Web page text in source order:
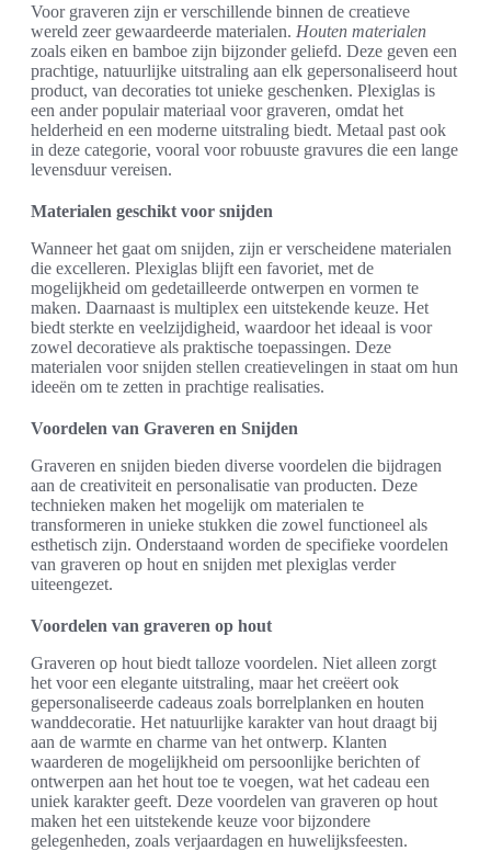
Voor graveren zijn er verschillende binnen de creatieve
wereld zeer gewaardeerde materialen. Houten materialen
zoals eiken en bamboe zijn bijzonder geliefd. Deze geven een
prachtige, natuurlijke uitstraling aan elk gepersonaliseerd hout
product, van decoraties tot unieke geschenken. Plexiglas is
een ander populair materiaal voor graveren, omdat het
helderheid en een moderne uitstraling biedt. Metaal past ook
in deze categorie, vooral voor robuuste gravures die een lange
levensduur vereisen.
Materialen geschikt voor snijden
Wanneer het gaat om snijden, zijn er verscheidene materialen
die excelleren. Plexiglas blijft een favoriet, met de
mogelijkheid om gedetailleerde ontwerpen en vormen te
maken. Daarnaast is multiplex een uitstekende keuze. Het
biedt sterkte en veelzijdigheid, waardoor het ideaal is voor
zowel decoratieve als praktische toepassingen. Deze
materialen voor snijden stellen creatievelingen in staat om hun
ideeën om te zetten in prachtige realisaties.
Voordelen van Graveren en Snijden
Graveren en snijden bieden diverse voordelen die bijdragen
aan de creativiteit en personalisatie van producten. Deze
technieken maken het mogelijk om materialen te
transformeren in unieke stukken die zowel functioneel als
esthetisch zijn. Onderstaand worden de specifieke voordelen
van graveren op hout en snijden met plexiglas verder
uiteengezet.
Voordelen van graveren op hout
Graveren op hout biedt talloze voordelen. Niet alleen zorgt
het voor een elegante uitstraling, maar het creëert ook
gepersonaliseerde cadeaus zoals borrelplanken en houten
wanddecoratie. Het natuurlijke karakter van hout draagt bij
aan de warmte en charme van het ontwerp. Klanten
waarderen de mogelijkheid om persoonlijke berichten of
ontwerpen aan het hout toe te voegen, wat het cadeau een
uniek karakter geeft. Deze voordelen van graveren op hout
maken het een uitstekende keuze voor bijzondere
gelegenheden, zoals verjaardagen en huwelijksfeesten.